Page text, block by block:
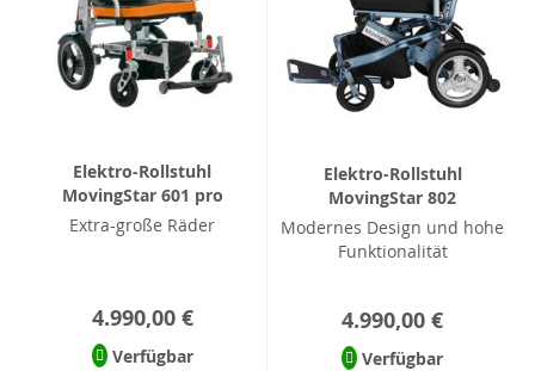
Elektro-Rollstuhl
MovingStar 601 pro
Extra-große Räder
4.990,00 €
Verfügbar
Elektro-Rollstuhl
MovingStar 802
Modernes Design und hohe
Funktionalität
4.990,00 €
Verfügbar